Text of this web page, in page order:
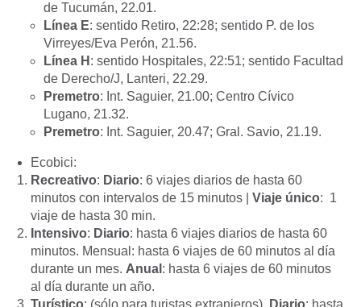
de Tucumán, 22.01.
Línea E: sentido Retiro, 22:28; sentido P. de los
Virreyes/Eva Perón, 21.56.
Línea H : sentido Hospitales, 22:51; sentido Facultad
de Derecho/J, Lanteri, 22.29.
Premetro: Int. Saguier, 21.00; Centro Cívico
Lugano, 21.32.
Premetro: Int. Saguier, 20.47; Gral. Savio, 21.19.
Ecobici:
Recreativo: Diario: 6 viajes diarios de hasta 60
minutos con intervalos de 15 minutos |
Viaje único: 1
viaje de hasta 30 min.
Intensivo: Diario: hasta 6 viajes diarios de hasta 60
minutos. Mensual : hasta 6 viajes de 60 minutos al día
durante un mes. Anual : hasta 6 viajes de 60 minutos
al día durante un año.